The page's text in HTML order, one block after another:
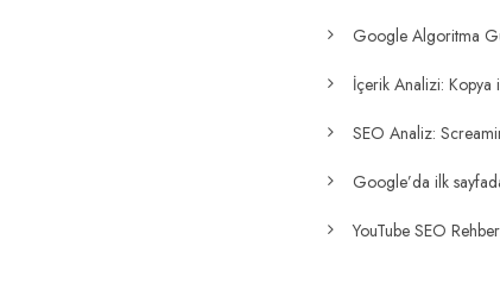
Google Algoritma
İçerik Analizi: Kopya
SEO Analiz:
Google’da ilk
YouTube SEO